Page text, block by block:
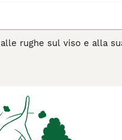
rughe sul viso e alla
Originariamente erano
questa razza di cane.